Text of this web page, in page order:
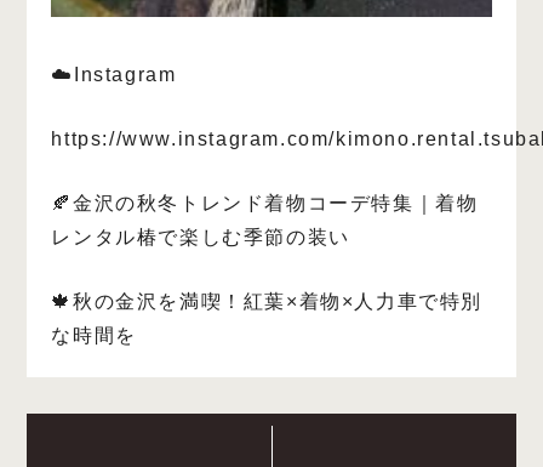
☁️Instagram
https://www.instagram.com/
🍂金沢の秋冬トレンド着物コーデ特集｜着物
レンタル椿で楽しむ季節の装い
🍁秋の金沢を満喫！紅葉×着物×人力車で特別
な時間を